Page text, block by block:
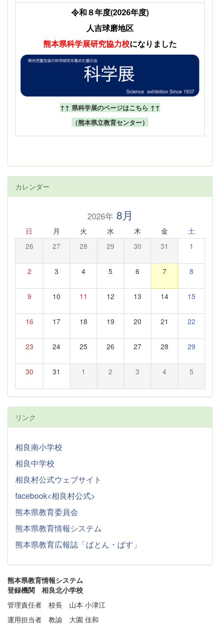
令和８年度(2026年度)
人吉球磨地区
熊本県科学展研究協力校になりました
↑↑ 県科学展のページはこちら ↑↑
（熊本県立教育センター）
カレンダー
2026年8月
日 月 火 水 木 金 土
26 27 28 29 30 31 1
2 3 4 5 6 7 8
9 10 11 12 13 14 15
16 17 18 19 20 21 22
23 24 25 26 27 28 29
30 31 1 2 3 4 5
リンク
相良南小学校
相良中学校
相良村公式ウェブサイト
facebook<相良村公式>
熊本県教育委員会
熊本県教育情報システム
熊本県教育広報誌「ばとん・ぱす」
熊本県教育情報システム
登録機関 相良北小学校
管理責任者 校長 山本 小津江
運用担当者 教諭 大園 佳和